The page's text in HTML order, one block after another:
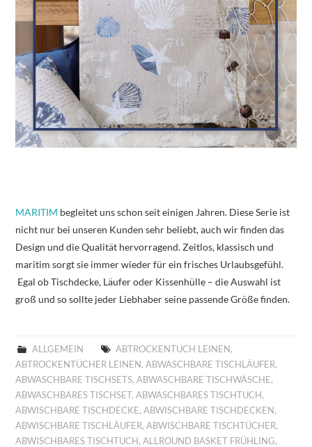
MARITIM begleitet uns schon seit einigen Jahren. Diese Serie ist
nicht nur bei unseren Kunden sehr beliebt, auch wir finden das
Design und die Qualität hervorragend. Zeitlos, klassisch und
maritim sorgt sie immer wieder für ein frisches Urlaubsgefühl.
Egal ob Tischdecke, Läufer oder Kissenhülle – die Auswahl ist
groß und so sollte jeder Liebhaber seine passende Größe finden.
ALLGEMEIN ABTROCKENTUCH LEINEN ,
ABTROCKENTÜCHER LEINEN ,ABWASCHBARE TISCHLÄUFER,
ABWASCHBARE TISCHSETS,ABWASCHBARE TISCHWÄSCHE,
ABWASCHBARES TISCHSET,ABWASCHBARES TISCHTUCH ,
ABWISCHBARE TISCHDECKE,ABWISCHBARE TISCHDECKEN ,
ABWISCHBARE TISCHLÄUFER,ABWISCHBARE TISCHTÜCHER,
ABWISCHBARES TISCHTUCH ,ALLROUND BASKET FRÜHLING,